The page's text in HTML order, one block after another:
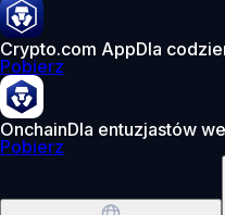
Crypto.com AppDla
Pobierz
OnchainDla entuzjastów
Pobierz